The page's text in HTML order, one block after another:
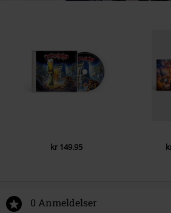
(Empty) Tankard
Thrash 'Till Death
Chains
kr 149.95
0 Anmeldelser